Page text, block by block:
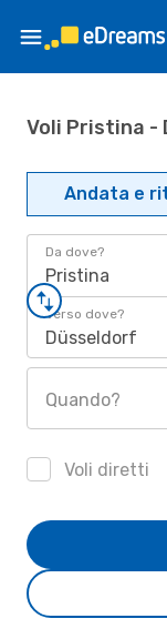
Voli Pristina -
Andata e
Da dove?
Pristina
Verso dove?
Düsseldorf
Quando?
Voli diretti